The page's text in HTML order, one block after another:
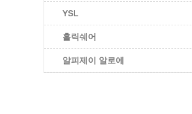
YSL
홀릭쉐어
알피제이 알로에